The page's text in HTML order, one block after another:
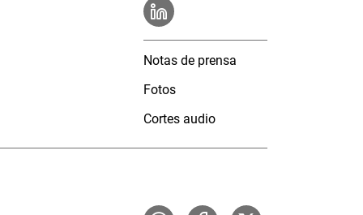
Notas de prensa
Fotos
Cortes audio